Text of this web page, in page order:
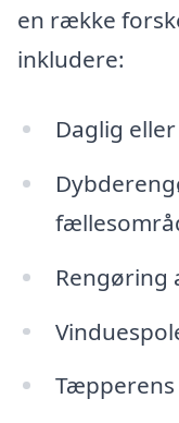
en række
inkludere:
Daglig